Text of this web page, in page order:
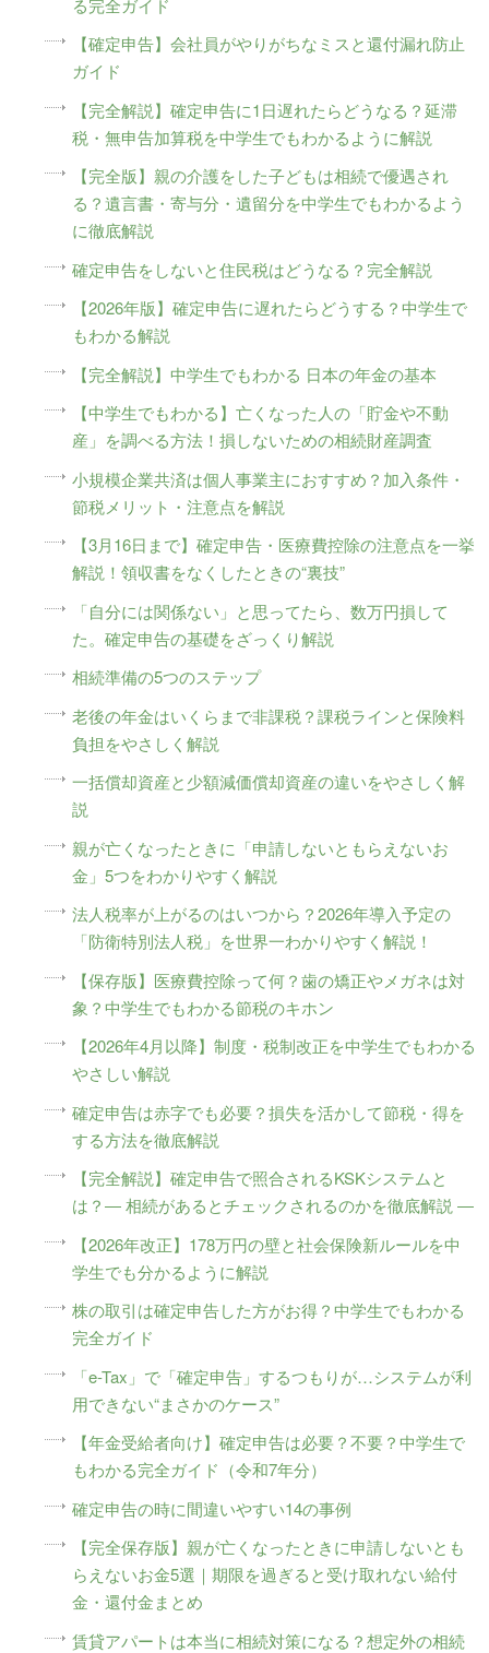
る完全ガイド
【確定申告】会社員がやりがちなミスと還付漏れ防止
ガイド
【完全解説】確定申告に1日遅れたらどうなる？延滞
税・無申告加算税を中学生でもわかるように解説
【完全版】親の介護をした子どもは相続で優遇され
る？遺言書・寄与分・遺留分を中学生でもわかるよう
に徹底解説
確定申告をしないと住民税はどうなる？完全解説
【2026年版】確定申告に遅れたらどうする？中学生で
もわかる解説
【完全解説】中学生でもわかる 日本の年金の基本
【中学生でもわかる】亡くなった人の「貯金や不動
産」を調べる方法！損しないための相続財産調査
小規模企業共済は個人事業主におすすめ？加入条件・
節税メリット・注意点を解説
【3月16日まで】確定申告・医療費控除の注意点を一挙
解説！領収書をなくしたときの“裏技”
「自分には関係ない」と思ってたら、数万円損して
た。確定申告の基礎をざっくり解説
相続準備の5つのステップ
老後の年金はいくらまで非課税？課税ラインと保険料
負担をやさしく解説
一括償却資産と少額減価償却資産の違いをやさしく解
説
親が亡くなったときに「申請しないともらえないお
金」5つをわかりやすく解説
法人税率が上がるのはいつから？2026年導入予定の
「防衛特別法人税」を世界一わかりやすく解説！
【保存版】医療費控除って何？歯の矯正やメガネは対
象？中学生でもわかる節税のキホン
【2026年4月以降】制度・税制改正を中学生でもわかる
やさしい解説
確定申告は赤字でも必要？損失を活かして節税・得を
する方法を徹底解説
【完全解説】確定申告で照合されるKSKシステムと
は？― 相続があるとチェックされるのかを徹底解説 ―
【2026年改正】178万円の壁と社会保険新ルールを中
学生でも分かるように解説
株の取引は確定申告した方がお得？中学生でもわかる
完全ガイド
「e-Tax」で「確定申告」するつもりが…システムが利
用できない“まさかのケース”
【年金受給者向け】確定申告は必要？不要？中学生で
もわかる完全ガイド（令和7年分）
確定申告の時に間違いやすい14の事例
【完全保存版】親が亡くなったときに申請しないとも
らえないお金5選｜期限を過ぎると受け取れない給付
金・還付金まとめ
賃貸アパートは本当に相続対策になる？想定外の相続